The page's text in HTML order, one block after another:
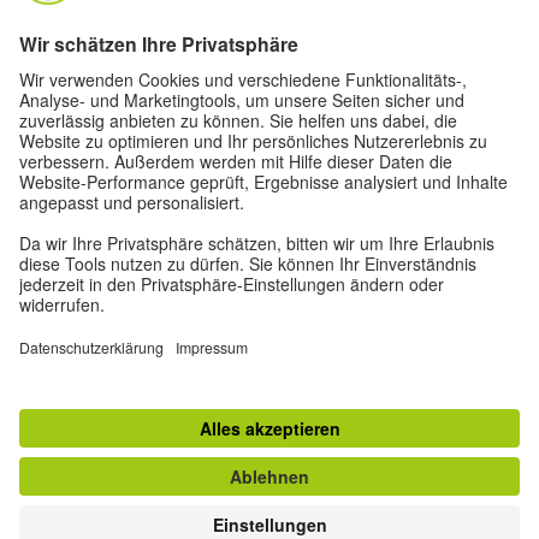
Oskar von Miller-Ring 18
80333 München
deutschstunde@goethe.de
Hilfreiche Links
Weitere Websites
Datenschutz und Barrierefreiheit
Impressum Datenschutz
Nutzungsbedingungen